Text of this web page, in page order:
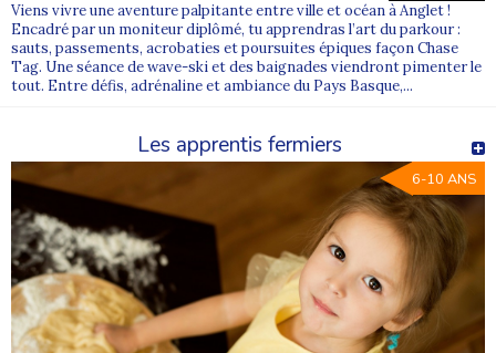
Viens vivre une aventure palpitante entre ville et océan à Anglet !
Encadré par un moniteur diplômé, tu apprendras l’art du parkour :
sauts, passements, acrobaties et poursuites épiques façon Chase
Tag. Une séance de wave-ski et des baignades viendront pimenter le
tout. Entre défis, adrénaline et ambiance du Pays Basque,...
Les apprentis fermiers
6-10 ANS